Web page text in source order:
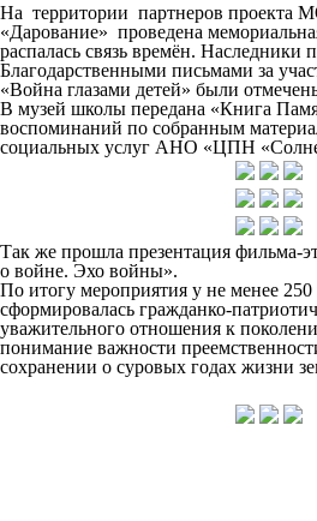
На территории партнеров
«Дарование» проведена
распалась связь времён. Наследники
Благодарственными письмами за
«Война глазами детей» были
В музей школы передана «Книга
воспоминаний по собранным
социальных услуг АНО «ЦПН
Так же прошла презентация фильма-
о войне. Эхо войны».
По итогу мероприятия у не менее
сформировалась гражданко-
уважительного отношения к
понимание важности
сохранении о суровых годах жизни